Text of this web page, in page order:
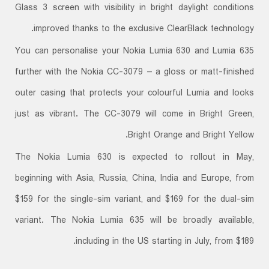
Glass 3 screen with visibility in bright daylight conditions
improved thanks to the exclusive ClearBlack technology.
You can personalise your Nokia Lumia 630 and Lumia 635
further with the Nokia CC-3079 – a gloss or matt-finished
outer casing that protects your colourful Lumia and looks
just as vibrant. The CC-3079 will come in Bright Green,
Bright Orange and Bright Yellow.
The Nokia Lumia 630 is expected to rollout in May,
beginning with Asia, Russia, China, India and Europe, from
$159 for the single-sim variant, and $169 for the dual-sim
variant. The Nokia Lumia 635 will be broadly available,
including in the US starting in July, from $189.